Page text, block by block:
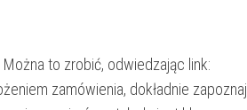
to zrobić, odwiedzając link:
zamówienia, dokładnie zapoznaj